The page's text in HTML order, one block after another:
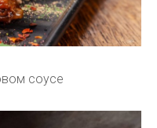
соусе